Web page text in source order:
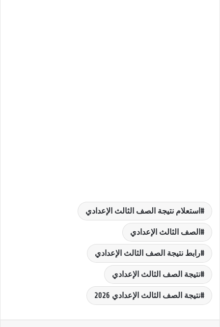
استعلام نتيجة الصف الثالث الإعدادي
الصف الثالث الإعدادي
رابط نتيجة الصف الثالث الإعدادي
نتيجة الصف الثالث الإعدادي
نتيجة الصف الثالث الإعدادي 2026